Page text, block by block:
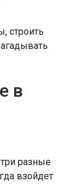
строить
в
разные
взойдет